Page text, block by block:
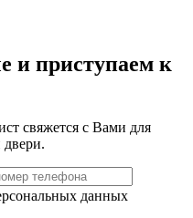
и приступаем к
свяжется с Вами для
двери.
данных